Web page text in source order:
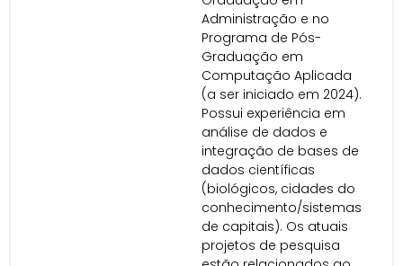
Administração e no
Programa de Pós-
Graduação em
Computação Aplicada
(a ser iniciado em 2024).
Possui experiência em
análise de dados e
integração de bases de
dados científicas
(biológicos, cidades do
conhecimento/sistemas
de capitais). Os atuais
projetos de pesquisa